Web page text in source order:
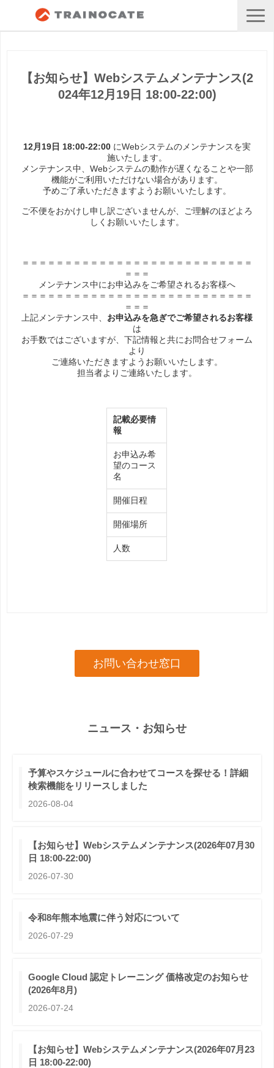
【お知らせ】Webシステムメンテナンス(2
024年12月19日 18:00-22:00)
12月19日 18:00-22:00 にWebシステムのメンテナンスを実
施いたします。
メンテナンス中、Webシステムの動作が遅くなることや一部
機能がご利用いただけない場合があります。
予めご了承いただきますようお願いいたします。
ご不便をおかけし申し訳ございませんが、ご理解のほどよろ
しくお願いいたします。
＝＝＝＝＝＝＝＝＝＝＝＝＝＝＝＝＝＝＝＝＝＝＝＝＝＝＝
＝＝＝
メンテナンス中にお申込みをご希望されるお客様へ
＝＝＝＝＝＝＝＝＝＝＝＝＝＝＝＝＝＝＝＝＝＝＝＝＝＝＝
＝＝＝
上記メンテナンス中、 お申込みを急ぎでご希望されるお客様
は
お手数ではございますが、下記情報と共にお問合せフォーム
より
ご連絡いただきますようお願いいたします。
担当者よりご連絡いたします。
記載必要情
報
お申込み希
望のコース
名
開催日程
開催場所
人数
お問い合わせ窓口
ニュース・お知らせ
予算やスケジュールに合わせてコースを探せる！詳細
検索機能をリリースしました
2026-08-04
【お知らせ】Webシステムメンテナンス(2026年07月30
日 18:00-22:00)
2026-07-30
令和8年熊本地震に伴う対応について
2026-07-29
Google Cloud 認定トレーニング 価格改定のお知らせ
(2026年8月)
2026-07-24
【お知らせ】Webシステムメンテナンス(2026年07月23
日 18:00-22:00)